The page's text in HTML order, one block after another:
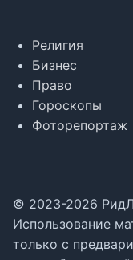
Религия
Бизнес
Право
Гороскопы
Фоторепортаж
© 2023-2026
Использование
только с